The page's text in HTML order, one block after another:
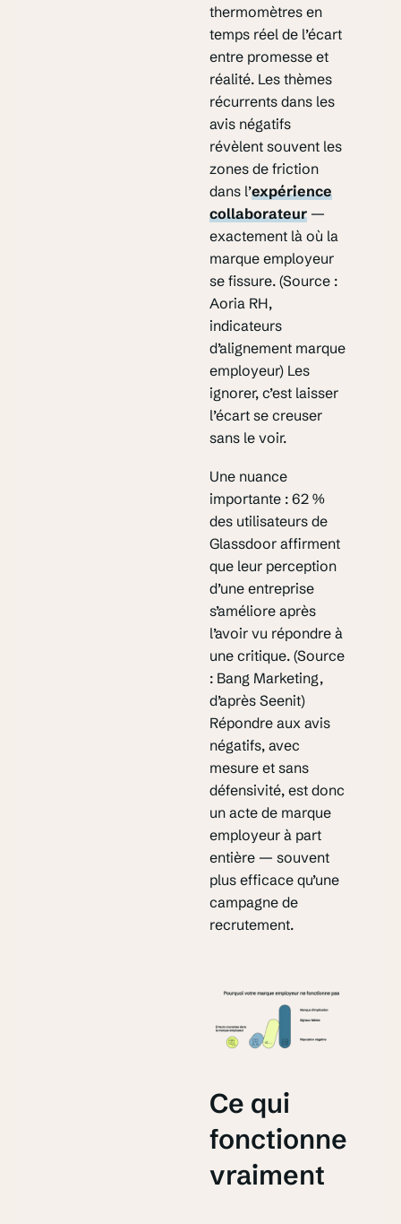
thermomètres en
temps réel de l’écart
entre promesse et
réalité. Les thèmes
récurrents dans les
avis négatifs
révèlent souvent les
zones de friction
dans l’expérience
collaborateur—
exactement là où la
marque employeur
se fissure. (Source :
Aoria RH,
indicateurs
d’alignement marque
employeur) Les
ignorer, c’est laisser
l’écart se creuser
sans le voir.
Une nuance
importante : 62 %
des utilisateurs de
Glassdoor affirment
que leur perception
d’une entreprise
s’améliore après
l’avoir vu répondre à
une critique. (Source
: Bang Marketing,
d’après Seenit)
Répondre aux avis
négatifs, avec
mesure et sans
défensivité, est donc
un acte de marque
employeur à part
entière — souvent
plus efficace qu’une
campagne de
recrutement.
Ce qui
fonctionne
vraiment